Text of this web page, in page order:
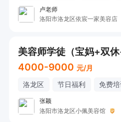
卢老师
洛阳市洛龙区依宸一家美容店
美容师学徒（宝妈+双休
4000-9000 元/月
洛龙区 节日福利 免费培
张颖
洛阳市洛龙区小佩美容馆